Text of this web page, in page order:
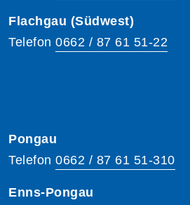
Flachgau (Südwest)
Telefon 0662 / 87 61 51-22
Pongau
Telefon 0662 / 87 61 51-310
Enns-Pongau